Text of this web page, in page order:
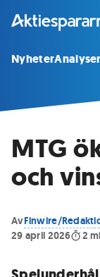
NyheterAnalyser
MTG
och
AvFinwire/
29 april 2026
2